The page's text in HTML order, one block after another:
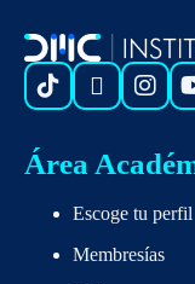
Área
Escoge tu perfil
Membresías